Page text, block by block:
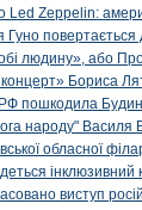
Led Zeppelin:
повертається
людину», або Про
Бориса
пошкодила
народу" Василя
обласної
виступ